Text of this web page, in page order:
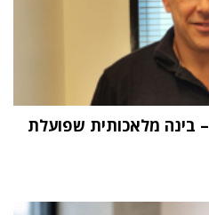
"העתיד הוא Physical AI – בינה מלאכותית שפועלת